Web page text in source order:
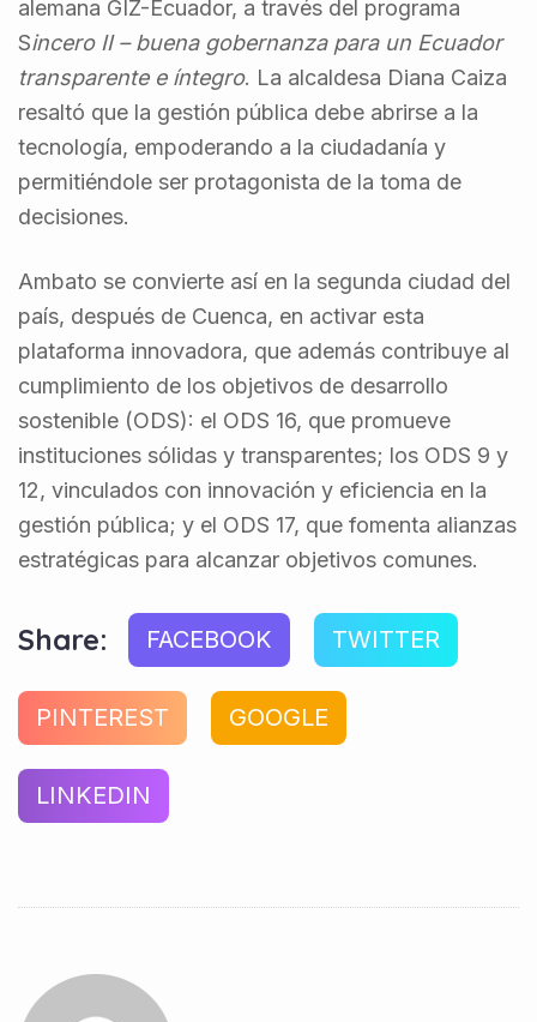
alemana GIZ-Ecuador, a través del programa
Sincero II – buena gobernanza para un Ecuador
transparente e íntegro. La alcaldesa Diana Caiza
resaltó que la gestión pública debe abrirse a la
tecnología, empoderando a la ciudadanía y
permitiéndole ser protagonista de la toma de
decisiones.
Ambato se convierte así en la segunda ciudad del
país, después de Cuenca, en activar esta
plataforma innovadora, que además contribuye al
cumplimiento de los objetivos de desarrollo
sostenible (ODS): el ODS 16, que promueve
instituciones sólidas y transparentes; los ODS 9 y
12, vinculados con innovación y eficiencia en la
gestión pública; y el ODS 17, que fomenta alianzas
estratégicas para alcanzar objetivos comunes.
Share: FACEBOOK TWITTER
PINTEREST GOOGLE
LINKEDIN